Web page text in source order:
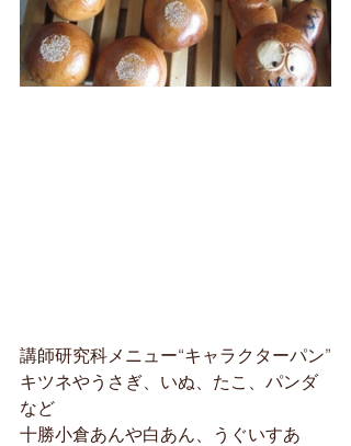
講師研究科メニュー“キャラクターパン”
キツネやうさぎ、いぬ、たこ、パンダ
など
十勝小倉あんや白あん、うぐいすあ